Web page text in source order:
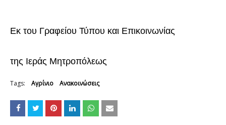
Εκ του Γραφείου Τύπου και Επικοινωνίας
της Ιεράς Μητροπόλεως
Tags: Αγρίνιο Ανακοινώσεις